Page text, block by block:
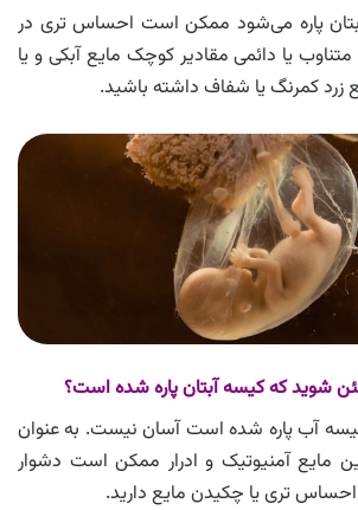
پاره می‌شود ممکن است احساس تری در
یا دائمی مقادیر کوچک مایع آبکی و یا
زرد کمرنگ یا شفاف داشته باشید.
شوید که کیسه آبتان پاره شده است؟
آب پاره شده است آسان نیست. به عنوان
مایع آمنیوتیک و ادرار ممکن است دشوار
احساس تری یا چکیدن مایع دارید.